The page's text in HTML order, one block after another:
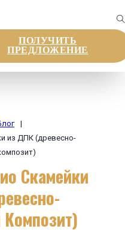
ПОЛУЧИТЬ
ПРЕДЛОЖЕНИЕ
|
из ДПК (древесно-
Скамейки